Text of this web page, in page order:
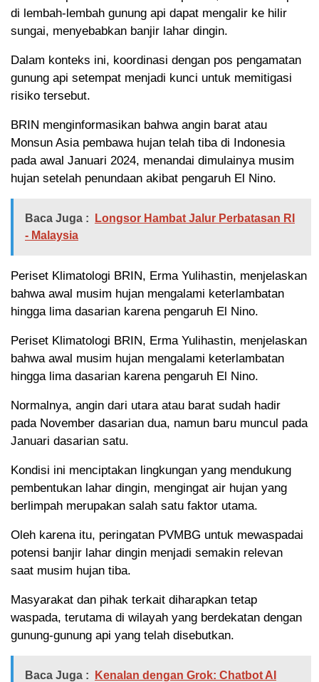
di lembah-lembah gunung api dapat mengalir ke hilir
sungai, menyebabkan banjir lahar dingin.
Dalam konteks ini, koordinasi dengan pos pengamatan
gunung api setempat menjadi kunci untuk memitigasi
risiko tersebut.
BRIN menginformasikan bahwa angin barat atau
Monsun Asia pembawa hujan telah tiba di Indonesia
pada awal Januari 2024, menandai dimulainya musim
hujan setelah penundaan akibat pengaruh El Nino.
Baca Juga :
Longsor Hambat Jalur Perbatasan RI
- Malaysia
Periset Klimatologi BRIN, Erma Yulihastin, menjelaskan
bahwa awal musim hujan mengalami keterlambatan
hingga lima dasarian karena pengaruh El Nino.
Periset Klimatologi BRIN, Erma Yulihastin, menjelaskan
bahwa awal musim hujan mengalami keterlambatan
hingga lima dasarian karena pengaruh El Nino.
Normalnya, angin dari utara atau barat sudah hadir
pada November dasarian dua, namun baru muncul pada
Januari dasarian satu.
Kondisi ini menciptakan lingkungan yang mendukung
pembentukan lahar dingin, mengingat air hujan yang
berlimpah merupakan salah satu faktor utama.
Oleh karena itu, peringatan PVMBG untuk mewaspadai
potensi banjir lahar dingin menjadi semakin relevan
saat musim hujan tiba.
Masyarakat dan pihak terkait diharapkan tetap
waspada, terutama di wilayah yang berdekatan dengan
gunung-gunung api yang telah disebutkan.
Baca Juga : Kenalan dengan Grok: Chatbot AI